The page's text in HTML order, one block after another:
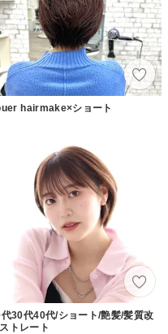
hairmake×ショート
30代40代/ショート/艶髪/髪質改
トレート